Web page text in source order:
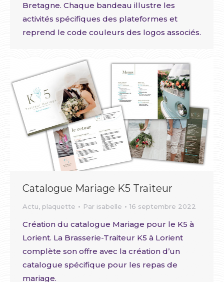
Bretagne. Chaque bandeau illustre les
activités spécifiques des plateformes et
reprend le code couleurs des logos associés.
Catalogue Mariage K5 Traiteur
Actu, plaquette Par isabelle 16 septembre 2022
Création du catalogue Mariage pour le K5 à
Lorient. La Brasserie-Traiteur K5 à Lorient
complète son offre avec la création d’un
catalogue spécifique pour les repas de
mariage.